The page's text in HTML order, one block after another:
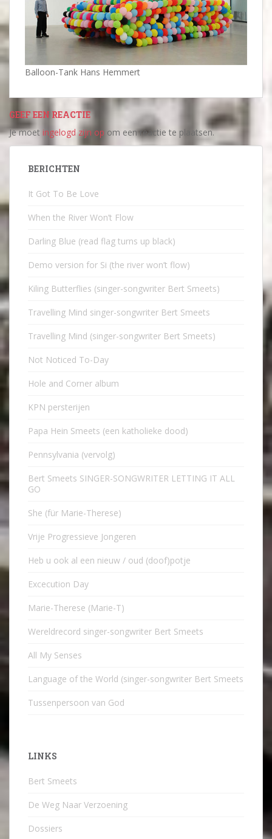
Balloon-Tank Hans Hemmert
GEEF EEN REACTIE
Je moet ingelogd zijn op om een reactie te plaatsen.
BERICHTEN
It Got To Be Love
When the River Won’t Flow
Darling Blue (read flag turns up black)
Demo version for Si (the river won’t flow)
Kiling Butterflies (singer-songwriter Bert Smeets)
Travelling Mind singer-songwriter Bert Smeets
Travelling Mind (singer-songwriter Bert Smeets)
Not Noticed To-Day
Hole and Corner album
KPN persterijen
Papa Hein Smeets (een katholieke dood)
Pennsylvania (vervolg)
Bert Smeets SINGER-SONGWRITER LETTING IT ALL
GO
She (für Marie-Therese)
Vrije Progressieve Jongeren
Heb u ook al een nieuw / oud (doof)potje
Excecution Day
Marie-Therese (Marie-T)
Wereldrecord singer-songwriter Bert Smeets
All My Senses
Language of the World (singer-songwriter Bert Smeets
Tussenpersoon van God
LINKS
Bert Smeets
De Weg Naar Verzoening
Dossiers